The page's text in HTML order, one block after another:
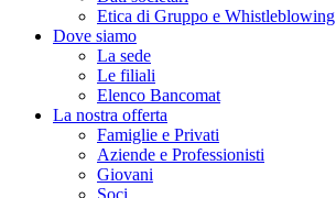
Etica di Gruppo e Whistleblowing
Dove siamo
La sede
Le filiali
Elenco Bancomat
La nostra offerta
Famiglie e Privati
Aziende e Professionisti
Giovani
Soci